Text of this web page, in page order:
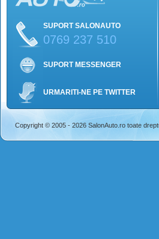
SUPORT SALONAUTO
0769 237 510
SUPORT MESSENGER
URMARITI-NE PE TWITTER
Copyright © 2005 - 2026 SalonAuto.ro toate